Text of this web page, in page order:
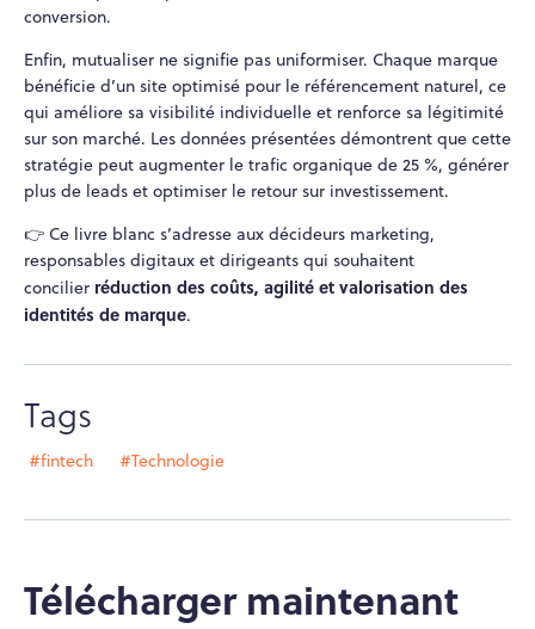
conversion.
Enfin, mutualiser ne signifie pas uniformiser. Chaque marque
bénéficie d’un site optimisé pour le référencement naturel, ce
qui améliore sa visibilité individuelle et renforce sa légitimité
sur son marché. Les données présentées démontrent que cette
stratégie peut augmenter le trafic organique de 25 %, générer
plus de leads et optimiser le retour sur investissement.
👉 Ce livre blanc s’adresse aux décideurs marketing,
responsables digitaux et dirigeants qui souhaitent
concilier réduction des coûts, agilité et valorisation des
identités de marque.
Tags
#fintech #Technologie
Télécharger maintenant